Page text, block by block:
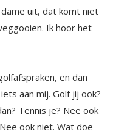
en dan
aan mij. Golf jij ook?
Tennis je? Nee ook
ook niet. Wat doe
is een bijzondere
naar mij. Wat doe je
de dame die
zo groot als
aan, en wat
de begeleiding
aan het team.
werk. Steeds meer
en stellen
verstommen de
Er wordt van
depressief bent en
ze ook wel van
wel van henzelf